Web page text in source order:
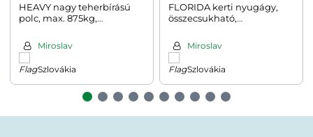
HEAVY nagy teherbírású
polc, max. 875kg,
Miroslav
Szlovákia
FLORIDA kerti nyugágy,
összecsukható,
barnaMiroslav
Szlovákia